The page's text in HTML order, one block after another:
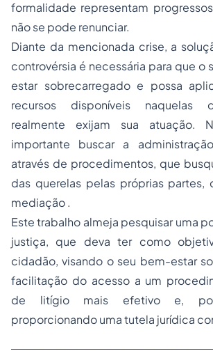
formalidade representam
não se pode renunciar.
Diante da mencionada crise, a
controvérsia é necessária para que o
estar sobrecarregado e possa
recursos disponíveis naquelas
realmente exijam sua atuação.
importante buscar a
através de procedimentos, que
das querelas pelas próprias partes,
mediação.
Este trabalho almeja pesquisar uma
justiça, que deva ter como
cidadão, visando o seu bem-estar
facilitação do acesso a um
de litígio mais efetivo e, por
proporcionando uma tutela jurídica